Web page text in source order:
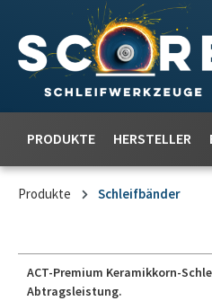
PRODUKTE HERSTELLER
Produkte Schleifbänder
ACT-Premium Keramikkorn-
Abtragsleistung.